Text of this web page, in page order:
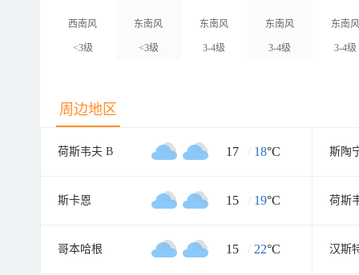
西南风
<3级
东南风
<3级
东南风
3-4级
东南风
3-4级
东南
3-4级
周边地区
荷斯韦夫 B 17 / 18°C 斯陶
斯卡恩 15 / 19°C 荷斯
哥本哈根 15 / 22°C 汉斯